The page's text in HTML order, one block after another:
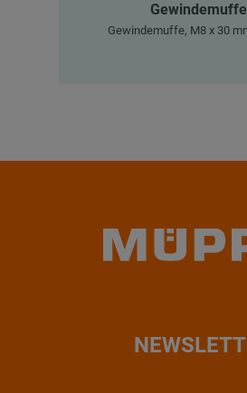
Gewindemuffe, M8 x 30